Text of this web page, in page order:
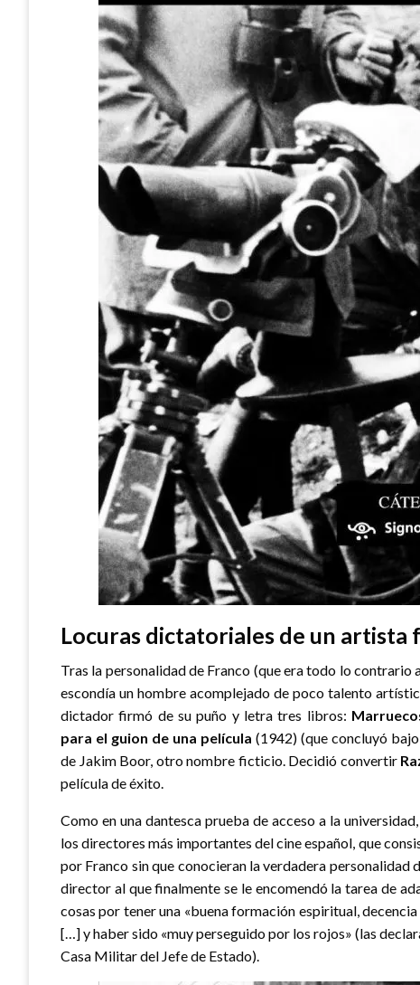
Locuras dictatoriales de un artista
Tras la personalidad de Franco (que era todo lo
escondía un hombre acomplejado de poco talento
dictador firmó de su puño y letra tres libros:
para el guion de una película (1942) (que concluyó
de Jakim Boor, otro nombre ficticio. Decidió convertir
película de éxito.
Como en una dantesca prueba de acceso a la
los directores más importantes del cine español, que
por Franco sin que conocieran la verdadera personalidad
director al que finalmente se le encomendó la tarea de
cosas por tener una «buena formación espiritual,
[…] y haber sido «muy perseguido por los rojos» (las
Casa Militar del Jefe de Estado).